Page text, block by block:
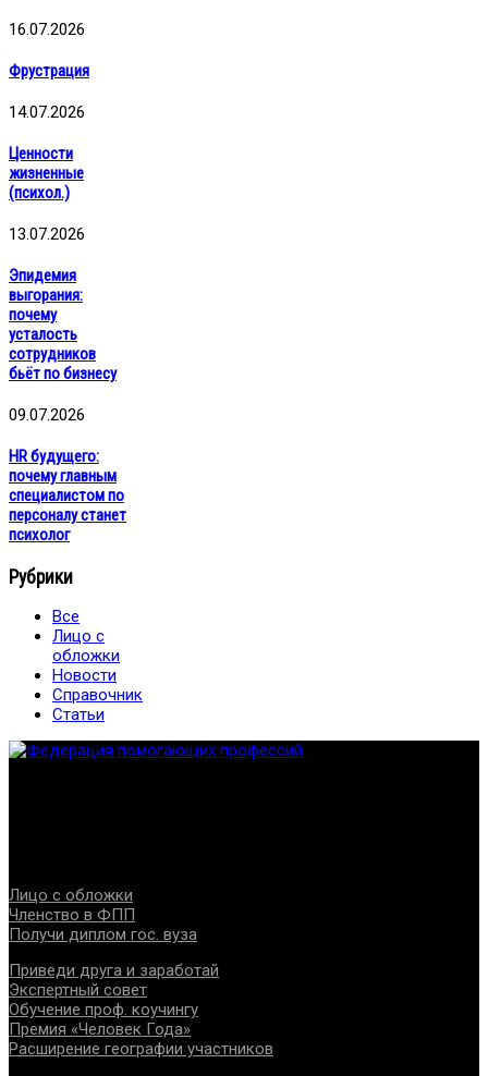
16.07.2026
Фрустрация
14.07.2026
Ценности
жизненные
(психол.)
13.07.2026
Эпидемия
выгорания:
почему
усталость
сотрудников
бьёт по бизнесу
09.07.2026
HR будущего:
почему главным
специалистом по
персоналу станет
психолог
Рубрики
Все
Лицо с
обложки
Новости
Справочник
Статьи
Лицо с обложки
Членство в ФПП
Получи диплом гос. вуза
Приведи друга и заработай
Экспертный совет
Обучение проф. коучингу
Премия «Человек Года»
Расширение географии участников